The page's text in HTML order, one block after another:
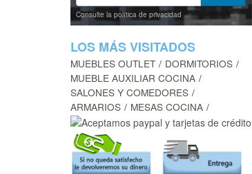
Consulte la política de privacidad
LOS MÁS VISITADOS
MUEBLES OUTLET
DORMITORIOS
MUEBLE AUXILIAR COCINA
SALONES Y COMEDORES
ARMARIOS
MESAS COCINA